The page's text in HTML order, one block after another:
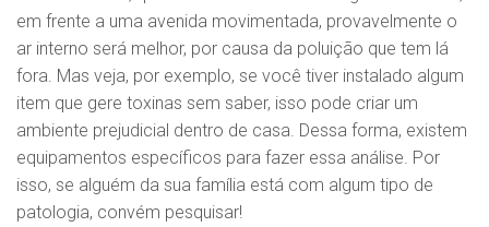
em frente a uma avenida movimentada, provavelmente o
ar interno será melhor, por causa da poluição que tem lá
fora. Mas veja, por exemplo, se você tiver instalado algum
item que gere toxinas sem saber, isso pode criar um
ambiente prejudicial dentro de casa. Dessa forma, existem
equipamentos específicos para fazer essa análise. Por
isso, se alguém da sua família está com algum tipo de
patologia, convém pesquisar!